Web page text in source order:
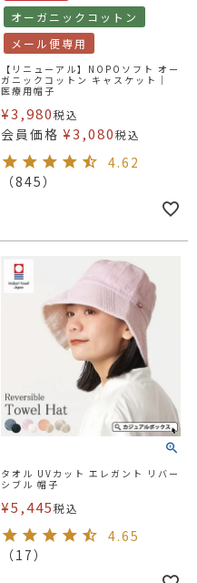
オーガニックコットン
メール便専用
【リニューアル】NOPOソフト オー
ガニックコットン キャスケット｜
医療用帽子
¥3,980税込
会員価格 ¥3,080税込
4.62
（845）
タオル UVカット エレガント リバー
シブル 帽子
¥5,445税込
4.65
（17）